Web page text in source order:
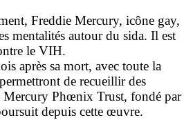
Freddie Mercury, icône gay,
mentalités autour du sida. Il est
le VIH.
après sa mort, avec toute la
de recueillir des
Mercury Phœnix Trust, fondé par
depuis cette œuvre.